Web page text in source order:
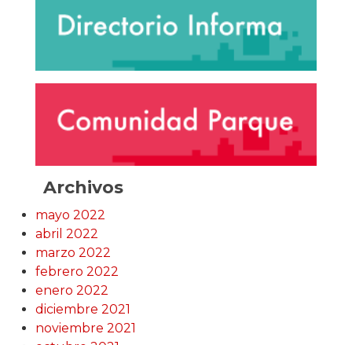
Archivos
mayo 2022
abril 2022
marzo 2022
febrero 2022
enero 2022
diciembre 2021
noviembre 2021